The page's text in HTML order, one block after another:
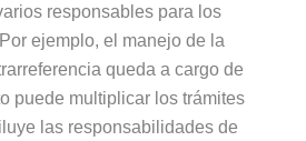
responsables para los
ejemplo, el manejo de la
queda a cargo de
puede multiplicar los trámites
las responsabilidades de